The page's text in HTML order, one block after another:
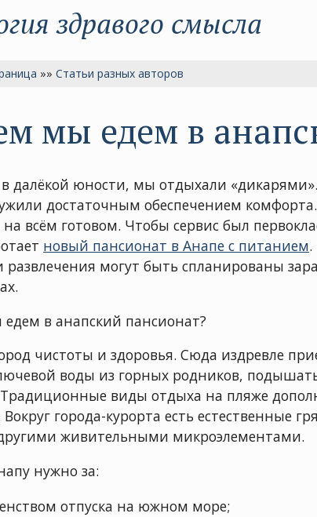
здравого смысла
»» Статьи разных авторов
мы едем в
в далёкой юности, мы отдыхали
достаточным обеспечением
всём готовом. Чтобы сервис был
новый пансионат в Анапе с питанием
развлечения могут быть спланированы
в анапский пансионат?
чистоты и здоровья. Сюда издревле
воды из горных родников,
виды отдыха на пляже
Вокруг города-курорта есть
живительными микроэлементами.
нужно за:
отпуска на южном море;